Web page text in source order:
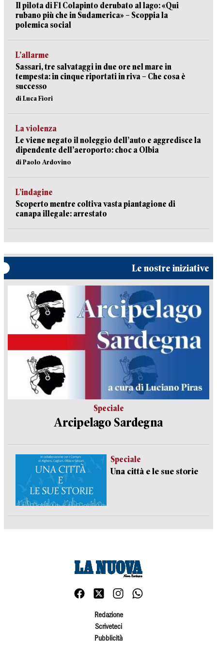
Il pilota di F1 Colapinto derubato al lago: «Qui
rubano più che in Sudamerica» – Scoppia la
polemica social
L’allarme
Sassari, tre salvataggi in due ore nel mare in
tempesta: in cinque riportati in riva – Che cosa è
successo
di Luca Fiori
La violenza
Le viene negato il noleggio dell’auto e aggredisce la
dipendente dell’aeroporto: choc a Olbia
di Paolo Ardovino
L’indagine
Scoperto mentre coltiva vasta piantagione di
canapa illegale: arrestato
Le nostre iniziative
Speciale
Arcipelago Sardegna
Speciale
Una città e le sue storie
Redazione
Scriveteci
Pubblicità